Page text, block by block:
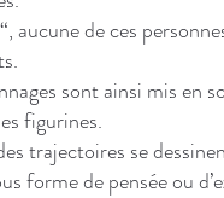
aucune de ces
sont ainsi mis en
figurines.
trajectoires se
forme de pensée ou